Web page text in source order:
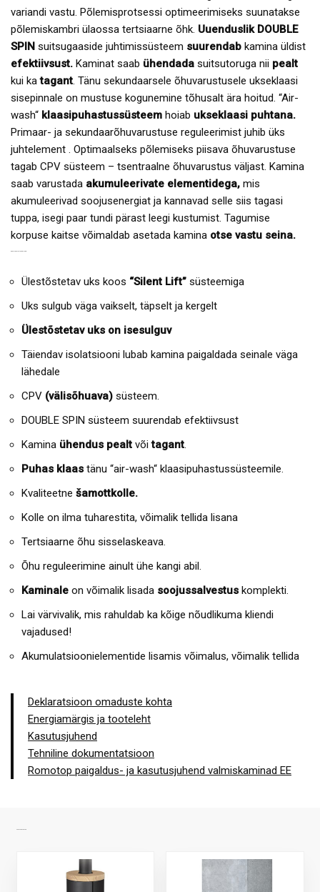
variandi vastu. Põlemisprotsessi optimeerimiseks suunatakse
põlemiskambri ülaossa tertsiaarne õhk. Uuenduslik DOUBLE
SPIN suitsugaaside juhtimissüsteem suurendab kamina üldist
efektiivsust. Kaminat saab ühendada suitsutoruga nii pealt
kui katagant. Tänu sekundaarsele õhuvarustusele ukseklaasi
sisepinnale on mustuse kogunemine tõhusalt ära hoitud. “Air-
wash“ klaasipuhastussüsteem hoiab ukseklaasi puhtana.
Primaar- ja sekundaarõhuvarustuse reguleerimist juhib üks
juhtelement . Optimaalseks põlemiseks piisava õhuvarustuse
tagab CPV süsteem – tsentraalne õhuvarustus väljast. Kamina
saab varustada akumuleerivate elementidega, mis
akumuleerivad soojusenergiat ja kannavad selle siis tagasi
tuppa, isegi paar tundi pärast leegi kustumist. Tagumise
korpuse kaitse võimaldab asetada kamina otse vastu seina.
Ülestõstetav uks koos “Silent Lift” süsteemiga
Uks sulgub väga vaikselt, täpselt ja kergelt
Ülestõstetav uks on isesulguv
Täiendav isolatsiooni lubab kamina paigaldada seinale väga
lähedale
CPV (välisõhuava) süsteem.
DOUBLE SPIN süsteem suurendab efektiivsust
Kamina ühendus pealt võitagant.
Puhas klaas tänu “air-wash“ klaasipuhastussüsteemile.
Kvaliteetne šamottkolle.
Kolle on ilma tuharestita, võimalik tellida lisana
Tertsiaarne õhu sisselaskeava.
Õhu reguleerimine ainult ühe kangi abil.
Kaminale on võimalik lisada soojussalvestus komplekti.
Lai värvivalik, mis rahuldab ka kõige nõudlikuma kliendi
vajadused!
Akumulatsioonielementide lisamis võimalus, võimalik tellida
Deklaratsioon omaduste kohta
Energiamärgis ja tooteleht
Kasutusjuhend
Tehniline dokumentatsioon
Romotop paigaldus- ja kasutusjuhend valmiskaminad EE